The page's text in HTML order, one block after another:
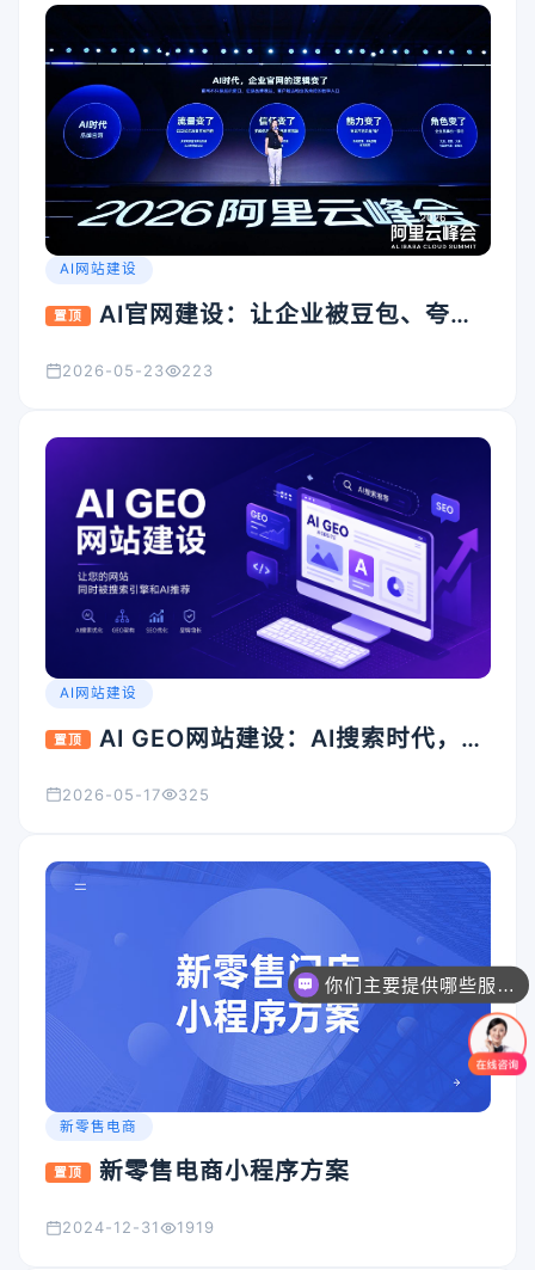
AI网站建设
置顶
AI官网建设：让企业被豆包、夸
2026-05-23 223
AI网站建设
置顶
AI GEO网站建设：AI搜索时代，企
2026-05-17 325
新零售电商
置顶 新零售电商小程序方案
2024-12-31 1919
你们主要提供哪些服务？可以根据需求定制吗？